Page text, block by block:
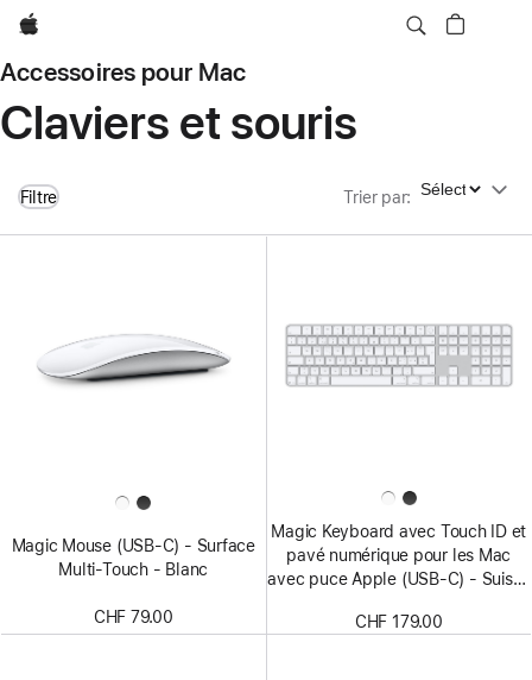
Apple
Accessoires pour Mac
Claviers et souris
Filtre Trier par: Trier par
Magic Mouse (USB‑C) - Surface
Multi‑Touch - Blanc
CHF 79.00
Magic Keyboard avec Touch ID et
pavé numérique pour les Mac
avec puce Apple (USB‑C) - Suisse
CHF 179.00